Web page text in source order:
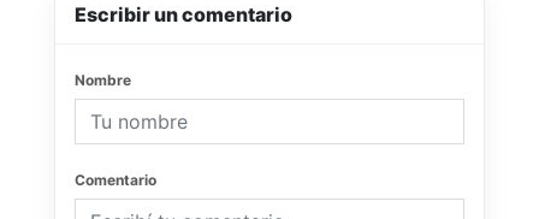
Escribir un comentario
Nombre
Comentario